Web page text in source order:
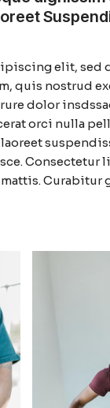
elit,
quis nostrud
dolor
orci nulla